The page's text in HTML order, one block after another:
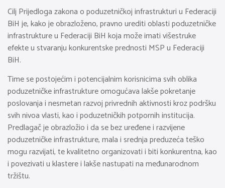
Cilj Prijedloga zakona o poduzetničkoj infrastrukturi u Federaciji
BiH je, kako je obrazloženo, pravno urediti oblasti poduzetničke
infrastrukture u Federaciji BiH koja može imati višestruke
efekte u stvaranju konkurentske prednosti MSP u Federaciji
BiH.
Time se postojećim i potencijalnim korisnicima svih oblika
poduzetničke infrastrukture omogućava lakše pokretanje
poslovanja i nesmetan razvoj privrednih aktivnosti kroz podršku
svih nivoa vlasti, kao i poduzetničkih potpornih institucija.
Predlagač je obrazložio i da se bez uređene i razvijene
poduzetničke infrastrukture, mala i srednja preduzeća teško
mogu razvijati, te kvalitetno organizovati i biti konkurentna, kao
i povezivati u klastere i lakše nastupati na međunarodnom
tržištu.